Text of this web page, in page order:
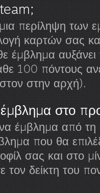
περίληψη των
καρτών σας
έμβλημα αυξάνει
100 πόντους
στην αρχή).
στο
έμβλημα από τη
που θα
σας και στο
τον δείκτη του